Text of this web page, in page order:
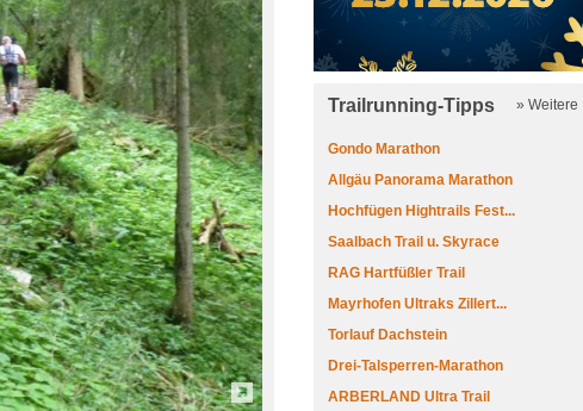
Trailrunning-Tipps » Weitere
Gondo Marathon
Allgäu Panorama Marathon
Hochfügen Hightrails Fest...
Saalbach Trail u. Skyrace
RAG Hartfüßler Trail
Mayrhofen Ultraks Zillert...
Torlauf Dachstein
Drei-Talsperren-Marathon
ARBERLAND Ultra Trail